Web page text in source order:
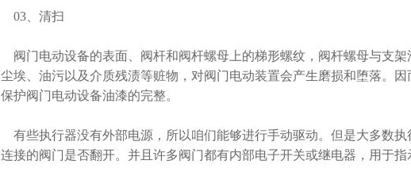
03、清扫
阀门电动设备的表面、阀杆和阀杆螺母上的梯形螺纹，阀杆螺母与支
尘埃、油污以及介质残渍等赃物，对阀门电动装置会产生磨损和堕落。
保护阀门电动设备油漆的完整。
有些执行器没有外部电源，所以咱们能够进行手动驱动。但是大多数
连接的阀门是否翻开。并且许多阀门都有内部电子开关或继电器，用于指